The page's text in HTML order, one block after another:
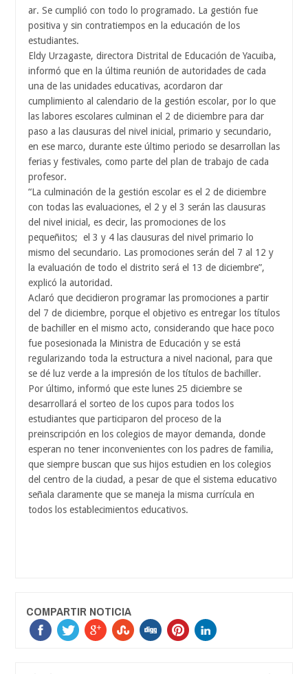
ar. Se cumplió con todo lo programado. La gestión fue
positiva y sin contratiempos en la educación de los
estudiantes.
Eldy Urzagaste, directora Distrital de Educación de Yacuiba,
informó que en la última reunión de autoridades de cada
una de las unidades educativas, acordaron dar
cumplimiento al calendario de la gestión escolar, por lo que
las labores escolares culminan el 2 de diciembre para dar
paso a las clausuras del nivel inicial, primario y secundario,
en ese marco, durante este último periodo se desarrollan las
ferias y festivales, como parte del plan de trabajo de cada
profesor.
“La culminación de la gestión escolar es el 2 de diciembre
con todas las evaluaciones, el 2 y el 3 serán las clausuras
del nivel inicial, es decir, las promociones de los
pequeñitos; el 3 y 4 las clausuras del nivel primario lo
mismo del secundario. Las promociones serán del 7 al 12 y
la evaluación de todo el distrito será el 13 de diciembre”,
explicó la autoridad.
Aclaró que decidieron programar las promociones a partir
del 7 de diciembre, porque el objetivo es entregar los títulos
de bachiller en el mismo acto, considerando que hace poco
fue posesionada la Ministra de Educación y se está
regularizando toda la estructura a nivel nacional, para que
se dé luz verde a la impresión de los títulos de bachiller.
Por último, informó que este lunes 25 diciembre se
desarrollará el sorteo de los cupos para todos los
estudiantes que participaron del proceso de la
preinscripción en los colegios de mayor demanda, donde
esperan no tener inconvenientes con los padres de familia,
que siempre buscan que sus hijos estudien en los colegios
del centro de la ciudad, a pesar de que el sistema educativo
señala claramente que se maneja la misma currícula en
todos los establecimientos educativos.
COMPARTIR NOTICIA